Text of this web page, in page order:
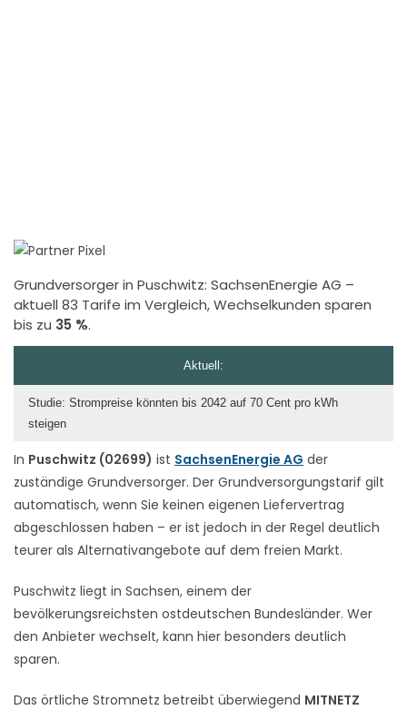
Grundversorger in Puschwitz: SachsenEnergie AG –
aktuell 83 Tarife im Vergleich, Wechselkunden sparen
bis zu 35 %.
In Puschwitz (02699) ist SachsenEnergie AG der
zuständige Grundversorger. Der Grundversorgungstarif gilt
automatisch, wenn Sie keinen eigenen Liefervertrag
abgeschlossen haben – er ist jedoch in der Regel deutlich
teurer als Alternativangebote auf dem freien Markt.
Puschwitz liegt in Sachsen, einem der
bevölkerungsreichsten ostdeutschen Bundesländer. Wer
den Anbieter wechselt, kann hier besonders deutlich
sparen.
Das örtliche Stromnetz betreibt überwiegend MITNETZ
Aktuell:
Studie: Strompreise könnten bis 2042 auf 70 Cent pro kWh
steigen